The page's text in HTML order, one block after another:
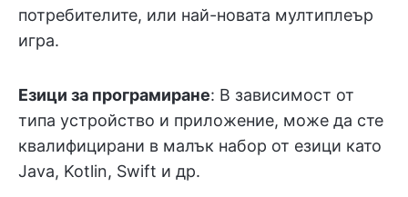
потребителите, или най-новата мултиплеър
игра.
Езици за програмиране: В зависимост от
типа устройство и приложение, може да сте
квалифицирани в малък набор от езици като
Java, Kotlin, Swift и др.